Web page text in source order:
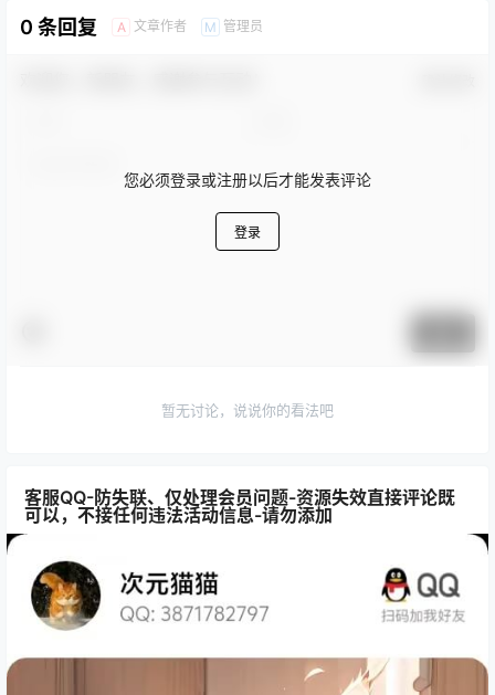
0 条回复 A 文章作者 M 管理员
您必须登录或注册以后才能发表评论
登录
暂无讨论，说说你的看法吧
客服QQ-防失联、仅处理会员问题-资源失效直接评论既
可以，不接任何违法活动信息-请勿添加